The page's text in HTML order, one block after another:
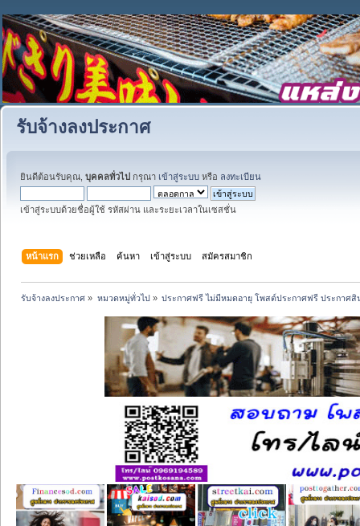
รับจ้างลงประกาศ
ยินดีต้อนรับคุณ, บุคคลทั่วไป กรุณา เข้าสู่ระบบ หรือ ลงทะเบียน
เข้าสู่ระบบด้วยชื่อผู้ใช้ รหัสผ่าน และระยะเวลาในเซสชั่น
หน้าแรก ช่วยเหลือ ค้นหา เข้าสู่ระบบ สมัครสมาชิก
รับจ้างลงประกาศ » หมวดหมู่ทั่วไป» ประกาศฟรี ไม่มีหมดอายุ โพสต์ประกาศฟรี ประกาศ